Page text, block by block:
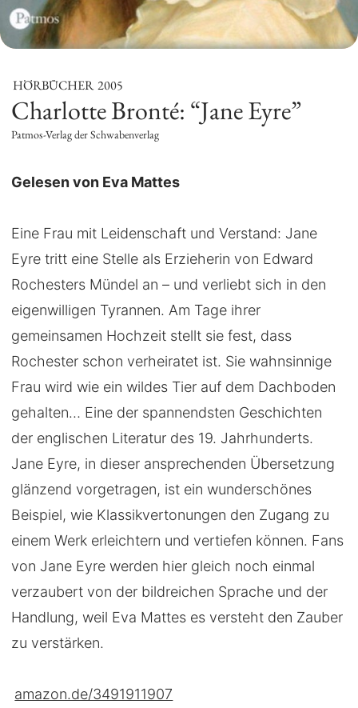
HÖRBÜCHER 2005
Charlotte Bronté: “Jane Eyre”
Patmos-Verlag der Schwabenverlag
Gelesen von Eva Mattes
Eine Frau mit Leidenschaft und Verstand: Jane
Eyre tritt eine Stelle als Erzieherin von Edward
Rochesters Mündel an – und verliebt sich in den
eigenwilligen Tyrannen. Am Tage ihrer
gemeinsamen Hochzeit stellt sie fest, dass
Rochester schon verheiratet ist. Sie wahnsinnige
Frau wird wie ein wildes Tier auf dem Dachboden
gehalten… Eine der spannendsten Geschichten
der englischen Literatur des 19. Jahrhunderts.
Jane Eyre, in dieser ansprechenden Übersetzung
glänzend vorgetragen, ist ein wunderschönes
Beispiel, wie Klassikvertonungen den Zugang zu
einem Werk erleichtern und vertiefen können. Fans
von Jane Eyre werden hier gleich noch einmal
verzaubert von der bildreichen Sprache und der
Handlung, weil Eva Mattes es versteht den Zauber
zu verstärken.
amazon.de/3491911907